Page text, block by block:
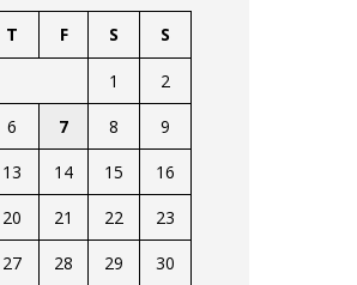
T F S S
1
2
6 7 8
9
13 14 15
16
20 21 22
23
27 28 29 30